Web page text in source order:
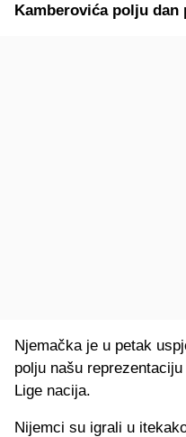
Kamberovića polju dan
Njemačka je u petak
polju našu
Lige nacija.
Nijemci su igrali u